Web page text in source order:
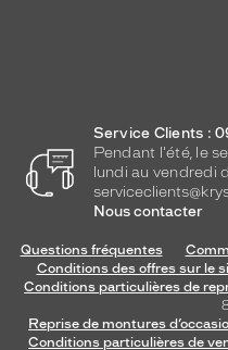
Service Clients :
Pendant l'été, le
lundi au vendredi
Nous contacter
Questions fréquentes
Conditions des offres sur le
Conditions particulières de
Reprise de montures
Conditions particulières de